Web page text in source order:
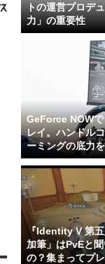
トの運営プロデ
力」の重要性
GeForce NOW
レイ。ハンドル
ーミングの底力
『Identity V 第
加筆」はPvEと
の？集まってプ